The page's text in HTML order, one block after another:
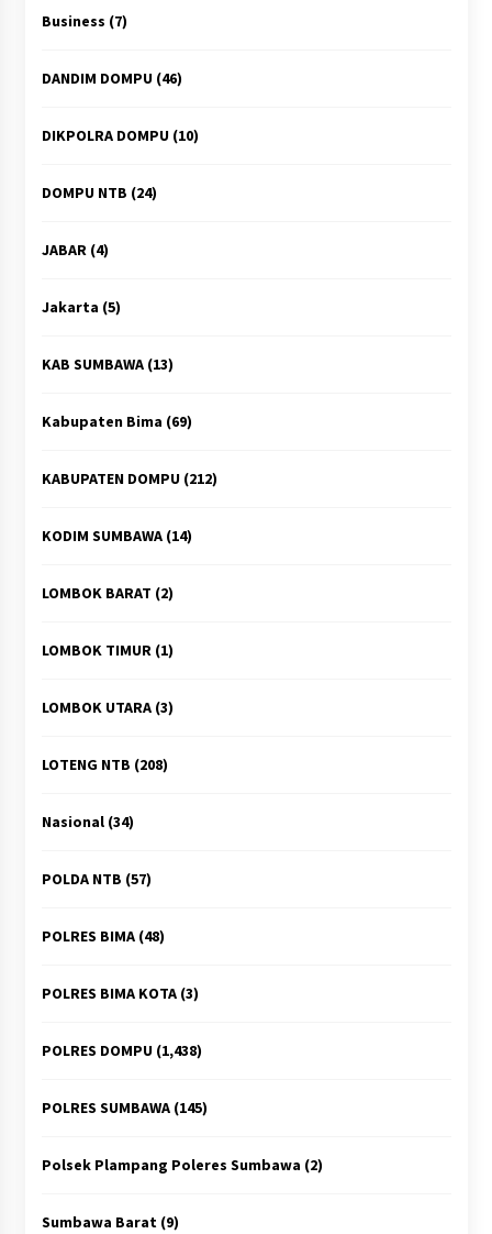
Business (7)
DANDIM DOMPU(46)
DIKPOLRA DOMPU(10)
DOMPU NTB (24)
JABAR(4)
Jakarta (5)
KAB SUMBAWA(13)
Kabupaten Bima (69)
KABUPATEN DOMPU(212)
KODIM SUMBAWA(14)
LOMBOK BARAT (2)
LOMBOK TIMUR(1)
LOMBOK UTARA(3)
LOTENG NTB (208)
Nasional(34)
POLDA NTB (57)
POLRES BIMA(48)
POLRES BIMA KOTA(3)
POLRES DOMPU(1,438)
POLRES SUMBAWA(145)
Polsek Plampang Poleres Sumbawa (2)
Sumbawa Barat(9)